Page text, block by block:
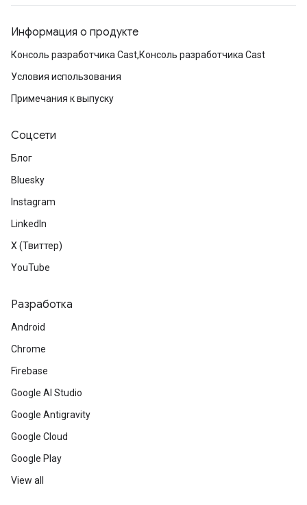
Информация о продукте
Консоль разработчика Cast,Консоль разработчика Cast
Условия использования
Примечания к выпуску
Соцсети
Блог
Bluesky
Instagram
LinkedIn
X (Твиттер)
YouTube
Разработка
Android
Chrome
Firebase
Google AI Studio
Google Antigravity
Google Cloud
Google Play
View all